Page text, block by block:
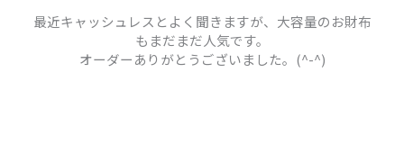
最近キャッシュレスとよく聞きますが、大容量のお財布
もまだまだ人気です。
オーダーありがとうございました。(^-^)